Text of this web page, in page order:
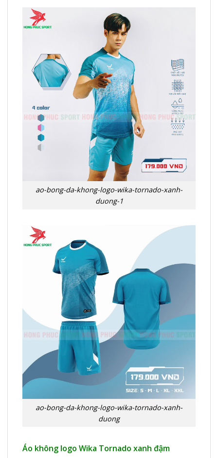
ao-bong-da-khong-logo-wika-tornado-xanh-
duong-1
ao-bong-da-khong-logo-wika-tornado-xanh-
duong
Áo không logo Wika Tornado xanh đậm